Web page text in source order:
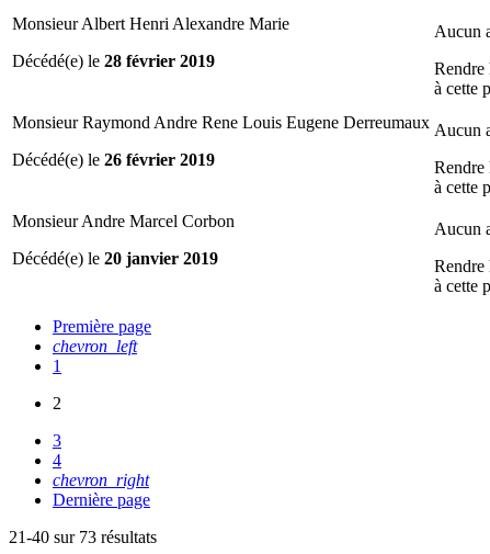
Monsieur Albert Henri Alexandre Marie
Décédé(e) le 28 février 2019
Aucun
Rendre
à cette
Monsieur Raymond Andre Rene Louis Eugene Derreumaux
Décédé(e) le 26 février 2019
Aucun
Rendre
à cette
Monsieur Andre Marcel Corbon
Décédé(e) le 20 janvier 2019
Aucun
Rendre
à cette
Première page
chevron_left
1
2
3
4
chevron_right
Dernière page
21-40 sur 73 résultats